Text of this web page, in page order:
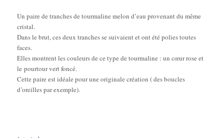
Un paire de tranches de tourmaline melon d’eau provenant du même
cristal.
Dans le brut, ces deux tranches se suivaient et ont été polies toutes
faces.
Elles montrent les couleurs de ce type de tourmaline : un cœur rose et
le pourtour vert foncé.
Cette paire est idéale pour une originale création ( des boucles
d’oreilles par exemple).